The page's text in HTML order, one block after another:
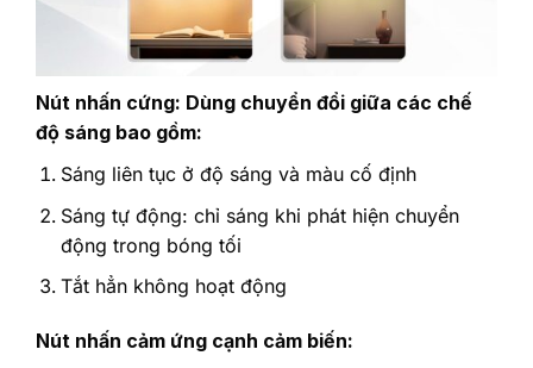
Nút nhấn cứng: Dùng chuyển đổi giữa các chế
độ sáng bao gồm:
Sáng liên tục ở độ sáng và màu cố định
Sáng tự động: chỉ sáng khi phát hiện chuyển
động trong bóng tối
Tắt hẳn không hoạt động
Nút nhấn cảm ứng cạnh cảm biến: